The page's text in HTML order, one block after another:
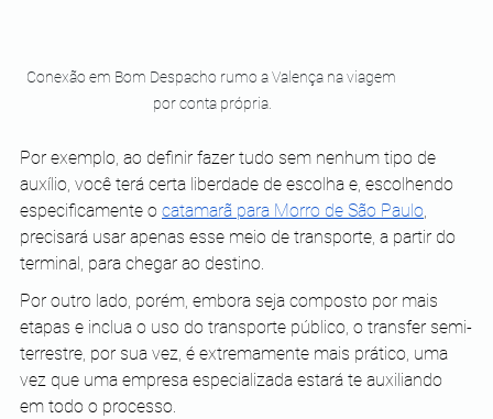
Conexão em Bom Despacho rumo a Valença na viagem
por conta própria.
Por exemplo, ao definir fazer tudo sem nenhum tipo de
auxílio, você terá certa liberdade de escolha e, escolhendo
especificamente o catamarã para Morro de São Paulo,
precisará usar apenas esse meio de transporte, a partir do
terminal, para chegar ao destino.
Por outro lado, porém, embora seja composto por mais
etapas e inclua o uso do transporte público, o transfer semi-
terrestre, por sua vez, é extremamente mais prático, uma
vez que uma empresa especializada estará te auxiliando
em todo o processo.